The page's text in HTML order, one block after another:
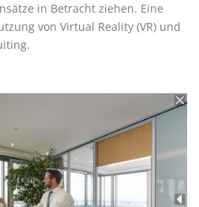
in Betracht ziehen. Eine
von Virtual Reality (VR) und